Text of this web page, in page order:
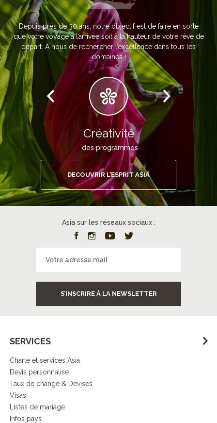
Depuis près de 30 ans, notre objectif est de faire en sorte
que votre voyage à l’arrivée soit à la hauteur de votre rêve de
départ. A nous de rechercher l’excellence dans tous les
domaines !
Créativité
des programmes
DECOUVRIR L’ESPRIT ASIA
Asia sur les réseaux sociaux :
S’INSCRIRE À LA NEWSLETTER
SERVICES
Charte et services Asia
Devis personnalisé
Taux de change & Devises
Visas
Listes de mariage
Infos pays